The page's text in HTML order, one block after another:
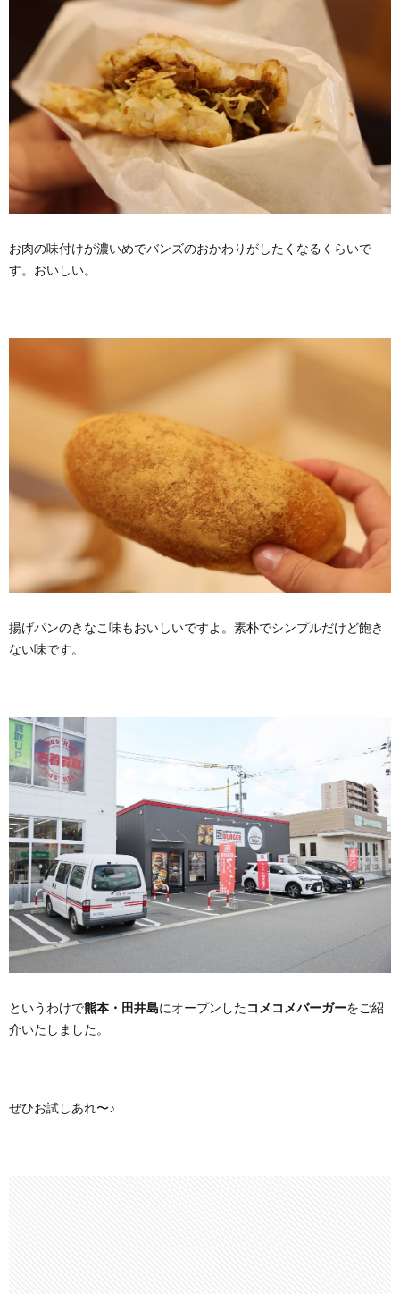
お肉の味付けが濃いめでバンズのおかわりがしたくなるくらいで
す。おいしい。
揚げパンのきなこ味もおいしいですよ。素朴でシンプルだけど飽き
ない味です。
というわけで熊本・田井島にオープンしたコメコメバーガーをご紹
介いたしました。
ぜひお試しあれ〜♪